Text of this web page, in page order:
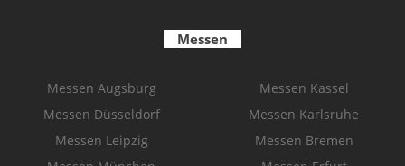
Messen
Messen Augsburg
Messen Düsseldorf
Messen Leipzig
Messen Kassel
Messen Karlsruhe
Messen Bremen